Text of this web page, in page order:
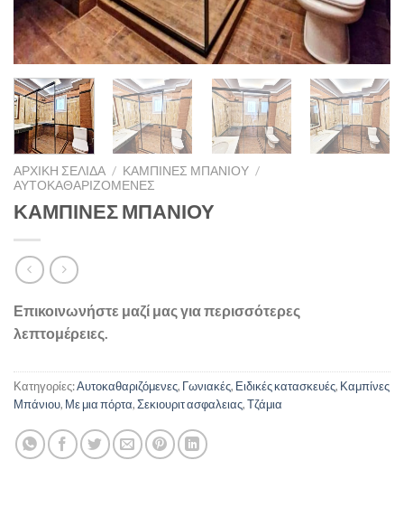
ΑΡΧΙΚΉ ΣΕΛΊΔΑ / ΚΑΜΠΊΝΕΣ ΜΠΆΝΙΟΥ /
ΑΥΤΟΚΑΘΑΡΙΖΌΜΕΝΕΣ
ΚΑΜΠΙΝΕΣ ΜΠΑΝΙΟΥ
Επικοινωνήστε μαζί μας για περισσότερες
λεπτομέρειες.
Κατηγορίες:Αυτοκαθαριζόμενες, Γωνιακές, Ειδικές κατασκευές, Καμπίνες
Μπάνιου, Με μια πόρτα,Σεκιουριτ ασφαλειας,Τζάμια